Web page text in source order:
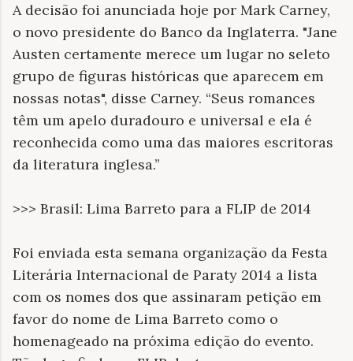
A decisão foi anunciada hoje por Mark Carney,
o novo presidente do Banco da Inglaterra. "Jane
Austen certamente merece um lugar no seleto
grupo de figuras históricas que aparecem em
nossas notas", disse Carney. “Seus romances
têm um apelo duradouro e universal e ela é
reconhecida como uma das maiores escritoras
da literatura inglesa.”
>>> Brasil: Lima Barreto para a FLIP de 2014
Foi enviada esta semana organização da Festa
Literária Internacional de Paraty 2014 a lista
com os nomes dos que assinaram petição em
favor do nome de Lima Barreto como o
homenageado na próxima edição do evento.